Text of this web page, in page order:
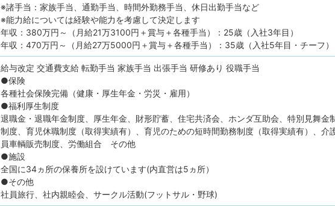
※諸手当：家族手当、通勤手当、時間外勤務手当、休日出勤手当など
※能力給については経験や能力を考慮して決定します
年収：380万円～（月給21万3100円＋賞与＋各種手当）：25歳（入社3年目）
年収：470万円～（月給27万5000円＋賞与＋各種手当）：35歳（入社5年目・チーフ）
給与改定 交通費支給 転勤手当 家族手当 出張手当 研修あり 役職手当
●保険
各種社会保険完備（健康・厚生年金・労災・雇用）
●福利厚生制度
退職金・退職年金制度、厚生年金、財形貯蓄、住宅共済会、ホンダ互助会、特別見舞
制度、育児休職制度（取得実績有）、育児のための短時間勤務制度（取得実績有）、
員車輌販売制度、労働組合 その他
●施設
全国に34ヵ所の保養所を設けています(内直営は5ヵ所）
●その他
社員旅行、社内親睦会、サークル活動(フットサル・野球)